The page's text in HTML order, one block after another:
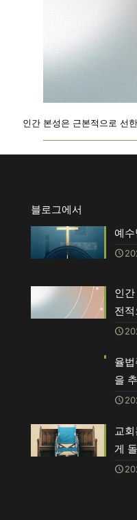
인간 본성은 근본적으로 선
블로그에서
예
인
전
율
을
교
게